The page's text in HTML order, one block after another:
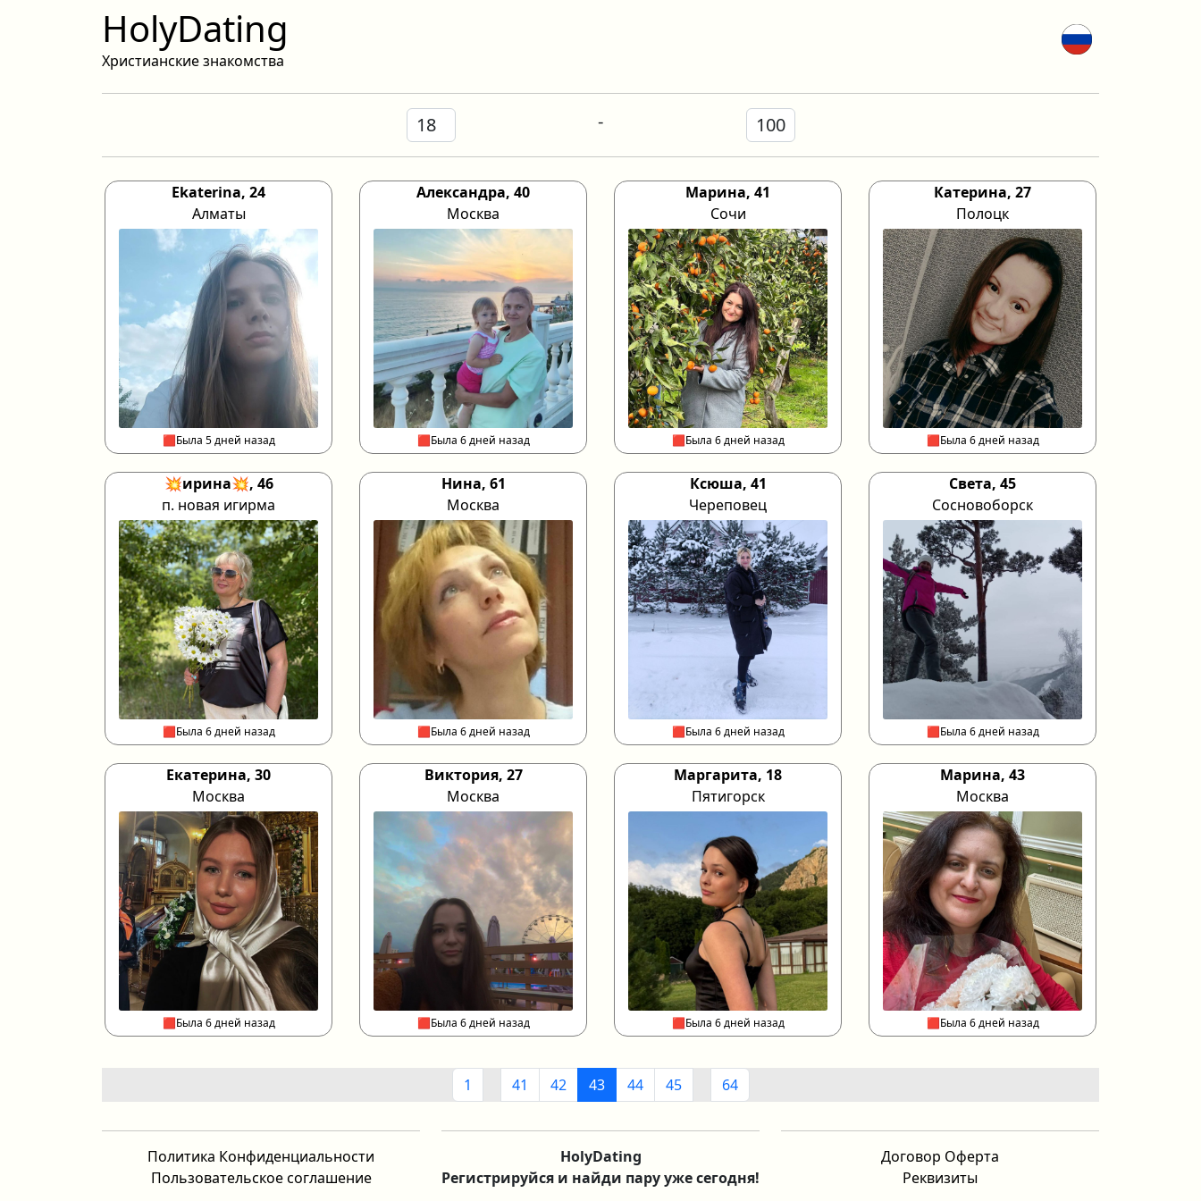
HolyDating
Христианские знакомства
-
Ekaterina, 24
Алматы
🟥Была 5 дней назад
Александра, 40
Москва
🟥Была 6 дней назад
Марина, 41
Сочи
🟥Была 6 дней назад
Катерина, 27
Полоцк
🟥Была 6 дней назад
💥ирина💥, 46
п. новая игирма
🟥Была 6 дней назад
Нина, 61
Москва
🟥Была 6 дней назад
Ксюша, 41
Череповец
🟥Была 6 дней назад
Света, 45
Сосновоборск
🟥Была 6 дней назад
Екатерина, 30
Москва
🟥Была 6 дней назад
Виктория, 27
Москва
🟥Была 6 дней назад
Маргарита, 18
Пятигорск
🟥Была 6 дней назад
Марина, 43
Москва
🟥Была 6 дней назад
1 41 42 43 44 45 64
Политика Конфиденциальности
Пользовательское соглашение
HolyDating
Регистрируйся и найди пару уже сегодня!
Договор Оферта
Реквизиты